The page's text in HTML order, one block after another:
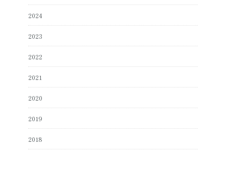
2024
2023
2022
2021
2020
2019
2018